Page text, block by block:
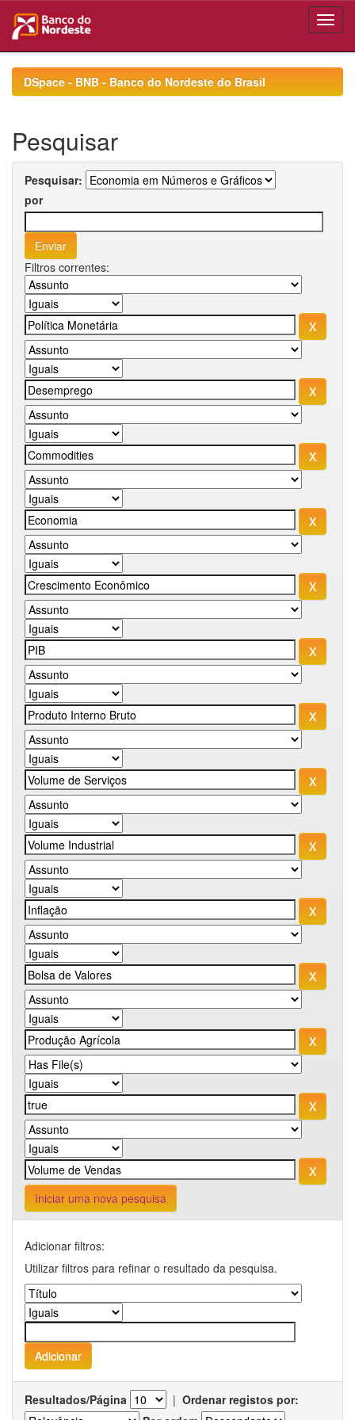
navigationDSpace - BNB - Banco do Nordeste do Brasil
Pesquisar
Pesquisar:
por
Filtros correntes:
Iniciar uma nova pesquisa
Adicionar filtros:
Utilizar filtros para refinar o resultado da pesquisa.
Resultados/Página | Ordenar registos por: